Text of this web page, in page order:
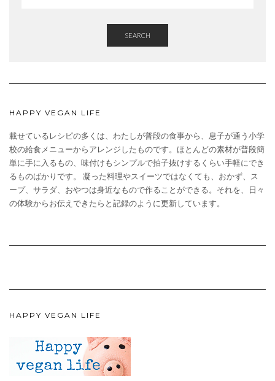
SEARCH
HAPPY VEGAN LIFE
載せているレシピの多くは、わたしが普段の食事から、息子が通う小学
校の給食メニューからアレンジしたものです。ほとんどの素材が普段簡
単に手に入るもの、味付けもシンプルで拍子抜けするくらい手軽にでき
るものばかりです。 凝った料理やスイーツではなくても、おかず、ス
ープ、サラダ、おやつは身近なもので作ることができる。それを、日々
の体験からお伝えできたらと記録のように更新しています。
HAPPY VEGAN LIFE